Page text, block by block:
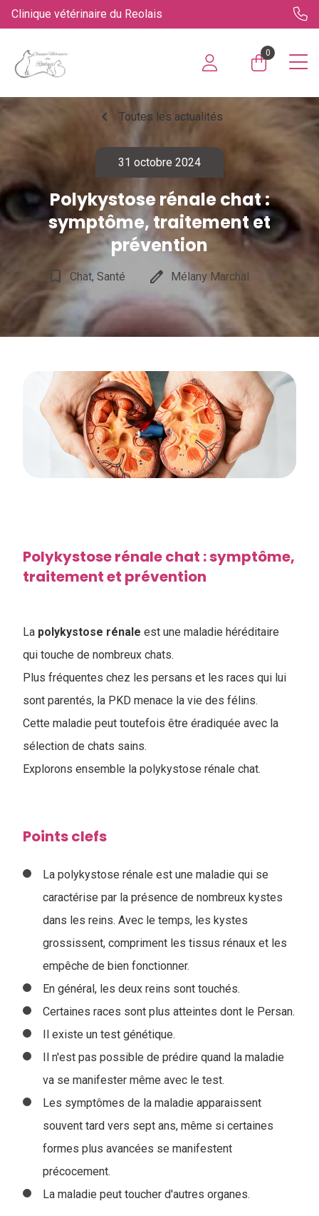
Clinique vétérinaire du Reolais
0
chevron_left Toutes les actualités
31 octobre 2024
Polykystose rénale chat :
symptôme, traitement et
prévention
bookmark_border Chat, Santé edit Mélany Marchal
Polykystose rénale chat : symptôme,
traitement et prévention
La polykystose rénale est une maladie héréditaire
qui touche de nombreux chats.
Plus fréquentes chez les persans et les races qui lui
sont parentés, la PKD menace la vie des félins.
Cette maladie peut toutefois être éradiquée avec la
sélection de chats sains.
Explorons ensemble la polykystose rénale chat.
Points clefs
La polykystose rénale est une maladie qui se
caractérise par la présence de nombreux kystes
dans les reins. Avec le temps, les kystes
grossissent, compriment les tissus rénaux et les
empêche de bien fonctionner.
En général, les deux reins sont touchés.
Certaines races sont plus atteintes dont le Persan.
Il existe un test génétique.
Il n'est pas possible de prédire quand la maladie
va se manifester même avec le test.
Les symptômes de la maladie apparaissent
souvent tard vers sept ans, même si certaines
formes plus avancées se manifestent
précocement.
La maladie peut toucher d'autres organes.